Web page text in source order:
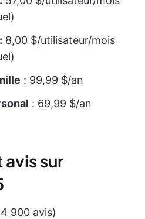
8,00 $/utilisateur/mois
: 99,99 $/an
: 69,99 $/an
avis sur
900 avis)